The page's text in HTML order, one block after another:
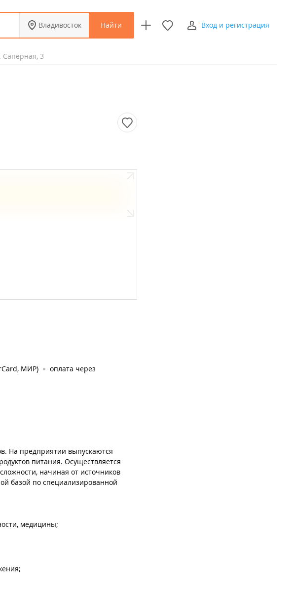
Владивосток Найти Вход и регистрация
Саперная, 3
МИР)
оплата через
На предприятии выпускаются
питания. Осуществляется
начиная от источников
базой по специализированной
медицины;